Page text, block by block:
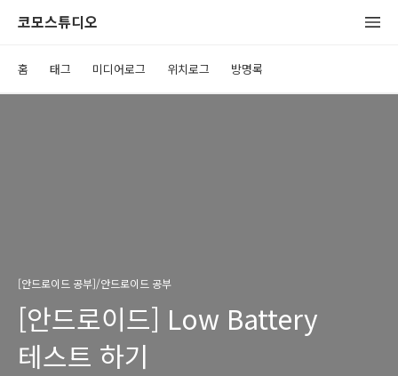
코모스튜디오
홈 태그 미디어로그 위치로그 방명록
[안드로이드 공부]/안드로이드 공부
[안드로이드] Low Battery
테스트 하기